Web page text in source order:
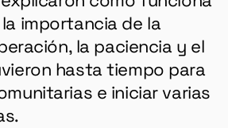
importancia de la
la paciencia y el
hasta tiempo para
e iniciar varias